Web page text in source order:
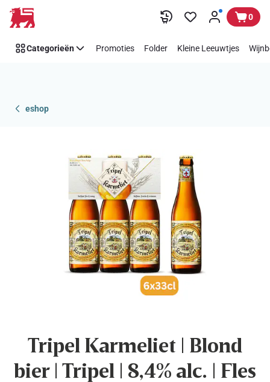
Overslaan 0
Categorieën Promoties Folder Kleine Leeuwtjes
eshop
Tripel Karmeliet | Blond
bier | Tripel | 8,4% alc. | Fles